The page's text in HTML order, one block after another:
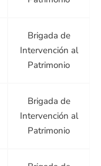
Brigada de
Intervención al
Patrimonio
Brigada de
Intervención al
Patrimonio